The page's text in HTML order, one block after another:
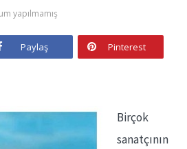
yapılmamış
Paylaş Pinterest
Birçok
sanatçının